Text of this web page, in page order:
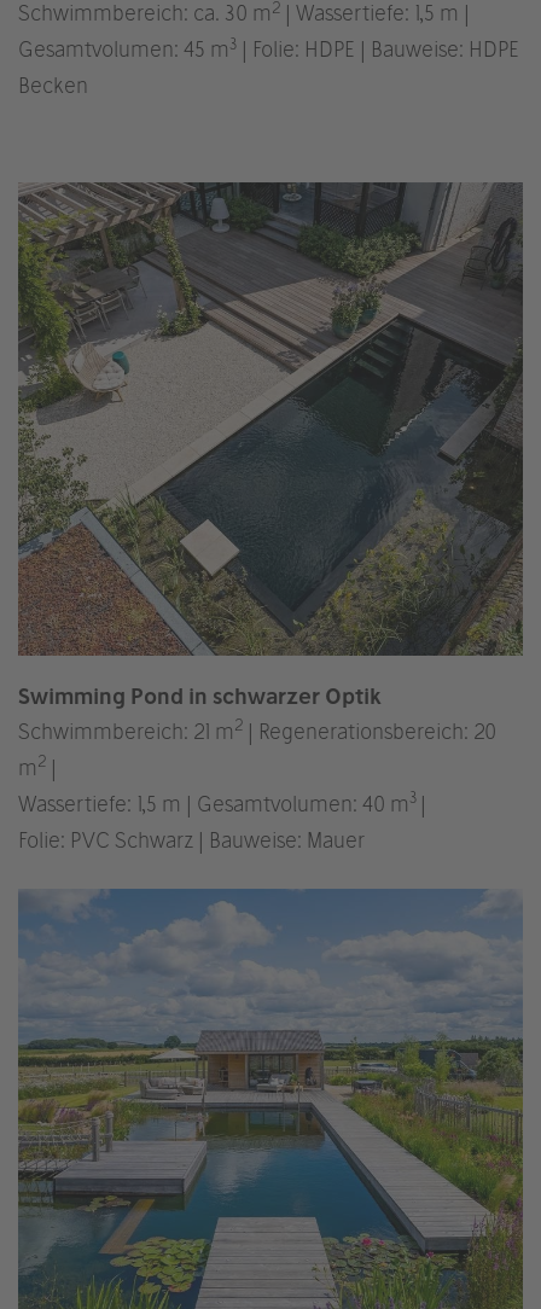
Schwimmbereich: ca. 30 m2 | Wassertiefe: 1,5 m |
Gesamtvolumen: 45 m3 | Folie: HDPE | Bauweise: HDPE
Becken
Swimming Pond in schwarzer Optik
Schwimmbereich: 21 m2 | Regenerationsbereich: 20
m2 |
Wassertiefe: 1,5 m | Gesamtvolumen: 40 m3 |
Folie: PVC Schwarz | Bauweise: Mauer